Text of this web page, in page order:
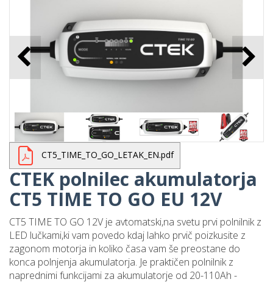
CT5_TIME_TO_GO_LETAK_EN.pdf
CTEK polnilec akumulatorja
CT5 TIME TO GO EU 12V
CT5 TIME TO GO 12V je avtomatski,na svetu prvi polnilnik z
LED lučkami,ki vam povedo kdaj lahko prvič poizkusite z
zagonom motorja in koliko časa vam še preostane do
konca polnjenja akumulatorja. Je praktičen polnilnik z
naprednimi funkcijami za akumulatorje od 20-110Ah -